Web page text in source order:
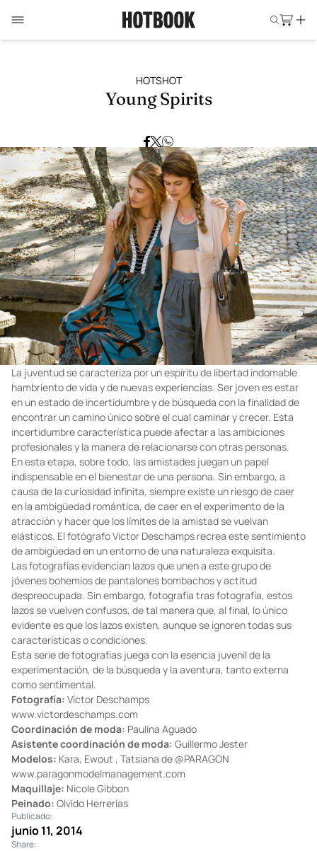
HOTSHOT
Young Spirits
La juventud se caracteriza por un espíritu de libertad indomable
hambriento de vida y de nuevas experiencias. Ser joven es estar
en un estado de incertidumbre y de búsqueda con la finalidad de
encontrar un camino único sobre el cual caminar y crecer. Esta
incertidumbre característica puede afectar a las ambiciones
profesionales y la manera de relacionarse con otras personas.
En esta etapa, sobre todo, las amistades juegan un papel
indispensable en el bienestar de una persona. Sin embargo, a
causa de la curiosidad infinita, siempre existe un riesgo de caer
en la ambigüedad romántica, de caer en el experimento de la
atracción y hacer que los límites de la amistad se vuelvan
elásticos. El fotógrafo Victor Deschamps recrea este sentimiento
de ambigüedad en un entorno de una naturaleza exquisita.
Las fotografías evidencian lazos que unen a este grupo de
jóvenes bohemios de pantalones bombachos y actitud
despreocupada. Sin embargo, fotografía tras fotografía, estos
lazos se vuelven confusos, de tal manera que, al final, lo único
evidente es que los lazos existen, aunque se ignoren todas sus
características o condiciones.
Esta serie de fotografías juega con la esencia juvenil de la
experimentación, de la búsqueda y la aventura, tanto externa
como sentimental.
Fotografía: Víctor Deschamps
www.victordeschamps.com
Coordinación de moda: Paulina Aguado
Asistente coordinación de moda: Guillermo Jester
Modelos: Kara, Ewout , Tatsiana de @PARAGON
www.paragonmodelmanagement.com
Maquillaje: Nicole Gibbon
Peinado: Olvido Herrerías
Publicado:
junio 11, 2014
Share: